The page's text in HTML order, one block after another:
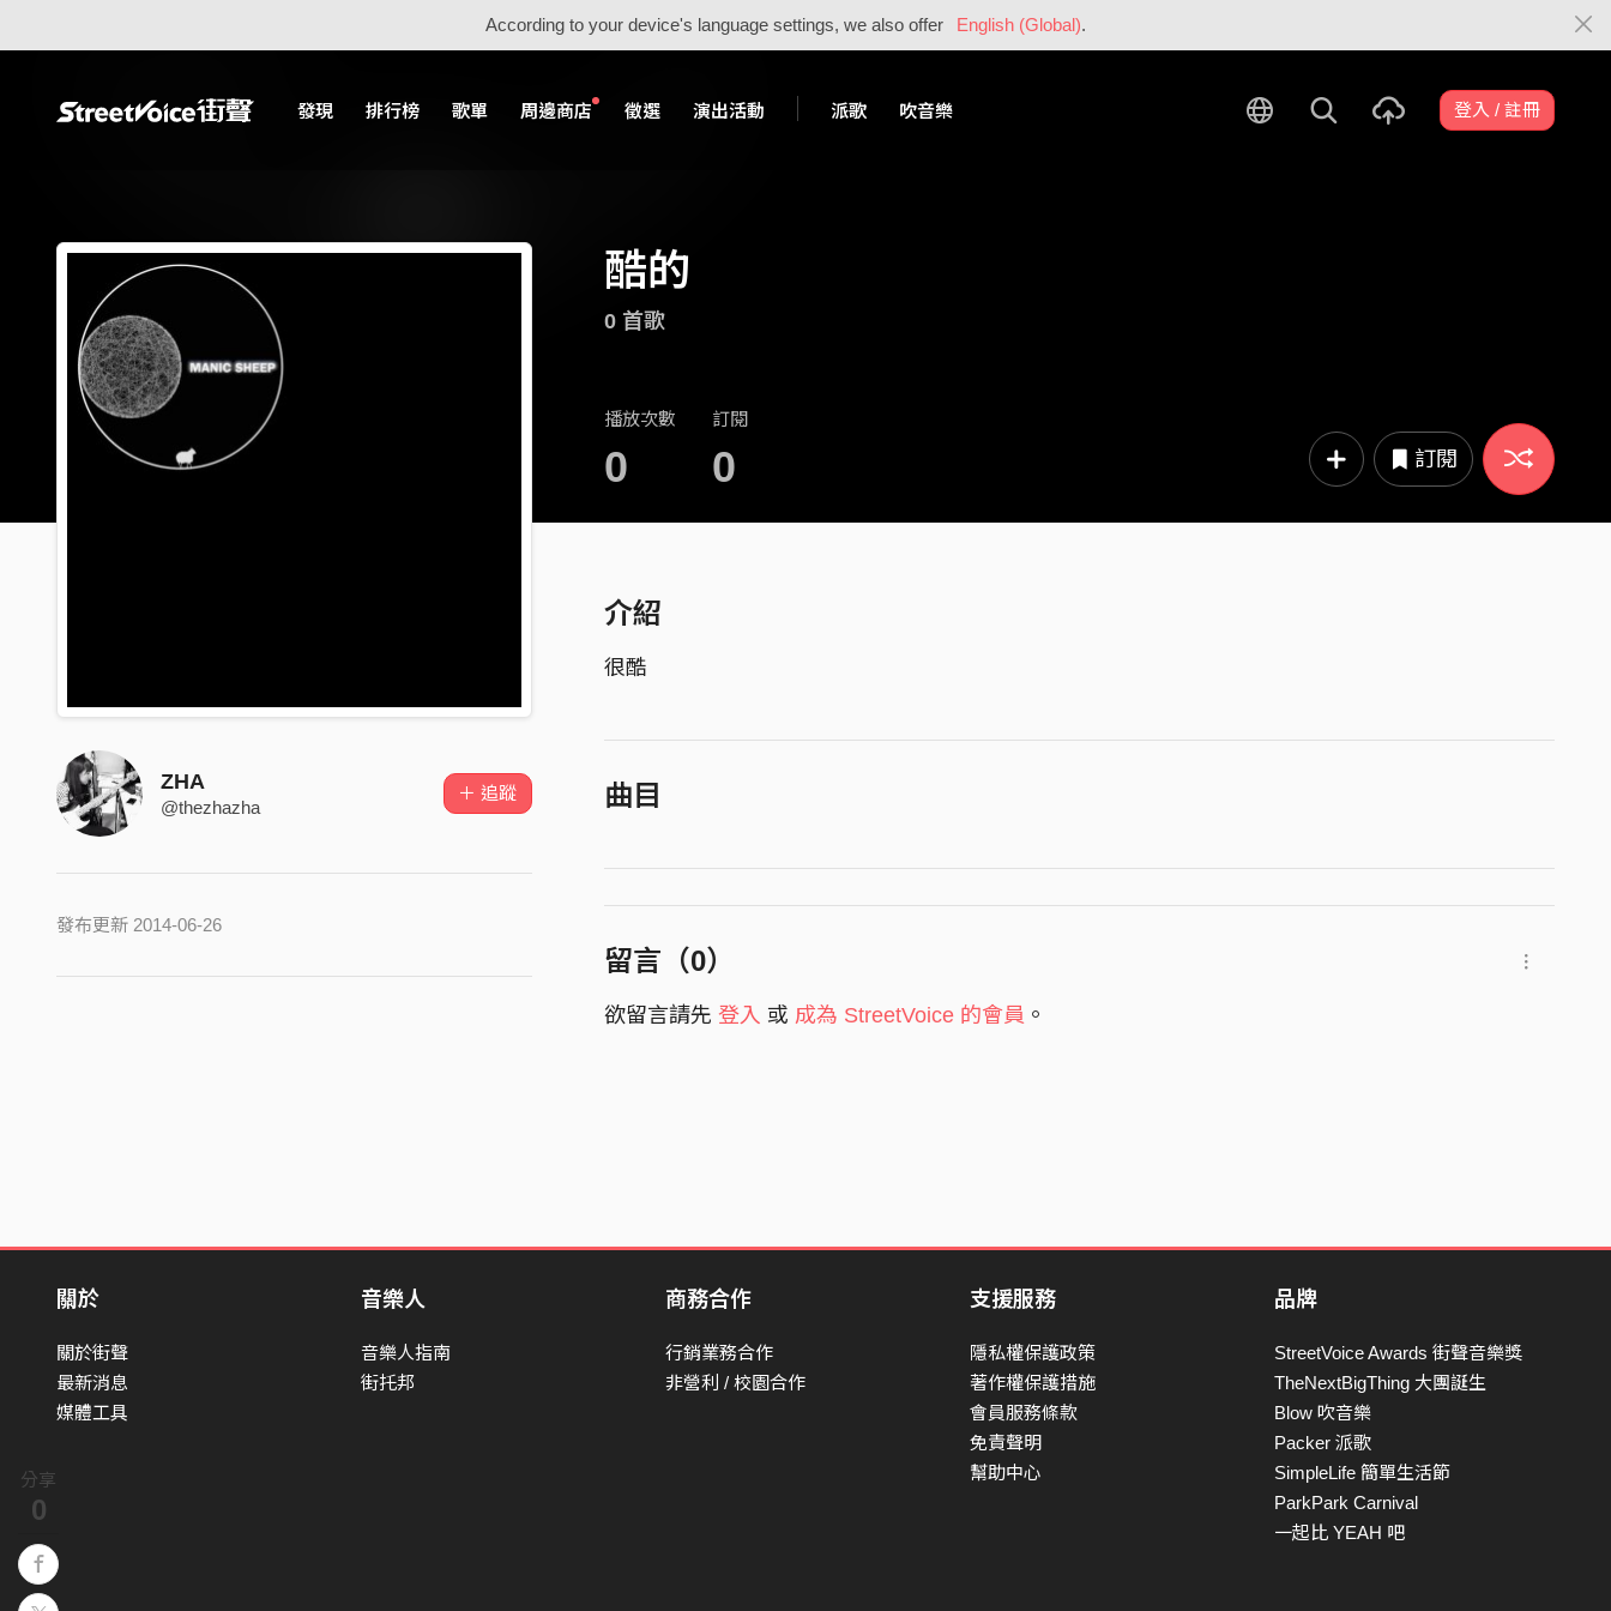
According to your device's language settings, we also offer English (Global).
發現 排行榜 歌單 周邊商店 徵選 演出活動 派歌 吹音樂 登入 / 註冊
分享
0
酷的
0 首歌
播放次數
0
訂閱
0 訂閱
ZHA
@thezhazha
＋ 追蹤
發布更新 2014-06-26
介紹
很酷
曲目
留言（0）
欲留言請先 登入 或 成為 StreetVoice 的會員 。
關於
關於街聲
最新消息
媒體工具
音樂人
音樂人指南
街托邦
商務合作
行銷業務合作
非營利 / 校園合作
支援服務
隱私權保護政策
著作權保護措施
會員服務條款
免責聲明
幫助中心
品牌
StreetVoice Awards 街聲音樂獎
TheNextBigThing 大團誕生
Blow 吹音樂
Packer 派歌
SimpleLife 簡單生活節
ParkPark Carnival
一起比 YEAH 吧